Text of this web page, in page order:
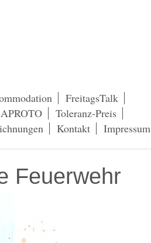
FreitagsTalk
Toleranz-Preis
Kontakt Impressum
Feuerwehr